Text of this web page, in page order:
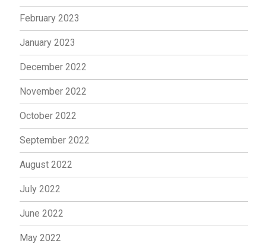
February 2023
January 2023
December 2022
November 2022
October 2022
September 2022
August 2022
July 2022
June 2022
May 2022